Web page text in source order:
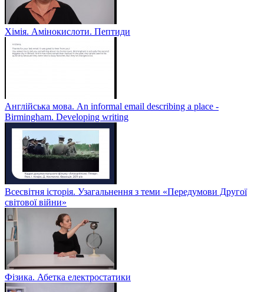
Хімія. Амінокислоти. Пептиди
Англійська мова. An informal email describing a place -
Birmingham. Developing writing
Всесвітня історія. Узагальнення з теми «Передумови Другої
світової війни»
Фізика. Абетка електростатики